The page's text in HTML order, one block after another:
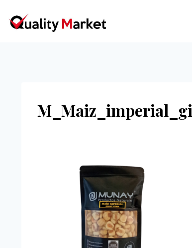
contenido